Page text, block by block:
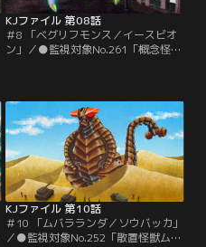
KJファイル 第08話
＃8 「ベグリフモンス／イースビオ
ン」／●監視対象No.261「概念怪獣
が発生。長年原因は不明だった
が…。●監視対象No.684「凍結怪獣
イースビオン」について、ケニー御
子柴博士より報告。極寒の惑星から
飛来した宇宙怪獣があらゆるものを
一瞬で凍結させる。
KJファイル 第10話
＃10 「ムバラランダ／ソウバッカ」
／●監視対象No.252「散置怪獣ムバ